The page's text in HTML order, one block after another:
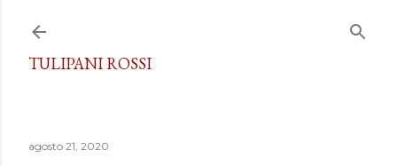
TULIPANI ROSSI
agosto 21, 2020